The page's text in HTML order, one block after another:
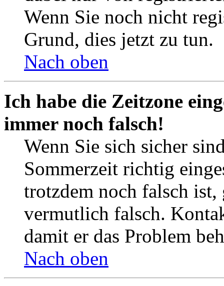
Wenn Sie noch nicht
Grund, dies jetzt zu tun.
Nach oben
Ich habe die Zeitzone
immer noch falsch!
Wenn Sie sich sicher
Sommerzeit richtig
trotzdem noch falsch ist,
vermutlich falsch.
damit er das Problem
Nach oben